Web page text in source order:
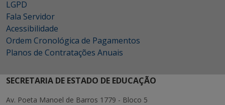
LGPD
Fala Servidor
Acessibilidade
Ordem Cronológica de Pagamentos
Planos de Contratações Anuais
SECRETARIA DE ESTADO DE EDUCAÇÃO
Av. Poeta Manoel de Barros 1779 - Bloco 5